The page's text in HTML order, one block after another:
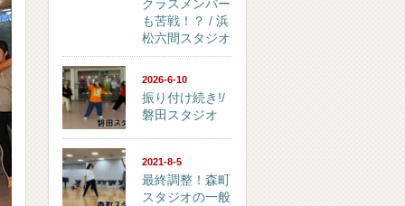
クラスメンバー
も苦戦！？ / 浜
松六間スタジオ
2026-6-10
振り付け続き!/
磐田スタジオ
2021-8-5
最終調整！森町
スタジオの一般